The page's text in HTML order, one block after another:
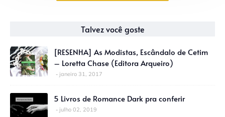
Talvez você goste
[RESENHA] As Modistas, Escândalo de Cetim
– Loretta Chase (Editora Arqueiro)
janeiro 31, 2017
5 Livros de Romance Dark pra conferir
julho 02, 2019